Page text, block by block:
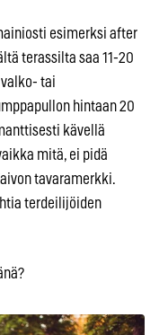
esimerksi after
terassilta saa 11-20
tai
hintaan 20
kävellä
mitä, ei pidä
tavaramerkki.
terdeilijöiden